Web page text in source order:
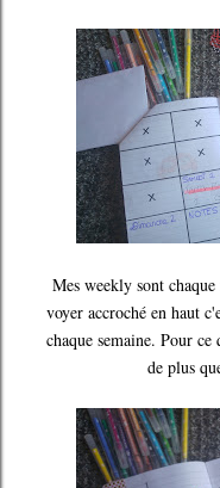
Mes weekly sont
voyer accroché en haut
chaque semaine. Pour
de plus